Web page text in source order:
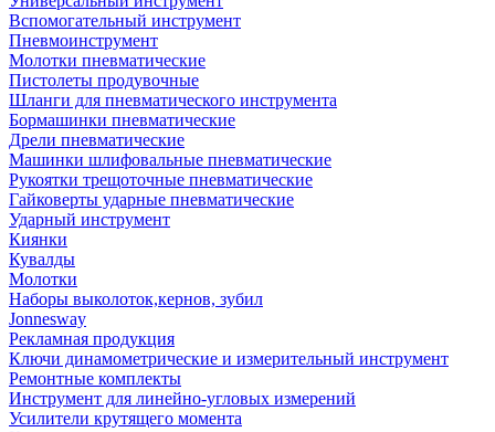
Вспомогательный инструмент
Пневмоинструмент
Молотки пневматические
Пистолеты продувочные
Шланги для пневматического инструмента
Бормашинки пневматические
Дрели пневматические
Машинки шлифовальные пневматические
Рукоятки трещоточные пневматические
Гайковерты ударные пневматические
Ударный инструмент
Киянки
Кувалды
Молотки
Наборы выколоток,кернов, зубил
Jonnesway
Рекламная продукция
Ключи динамометрические и измерительный инструмент
Ремонтные комплекты
Инструмент для линейно-угловых измерений
Усилители крутящего момента